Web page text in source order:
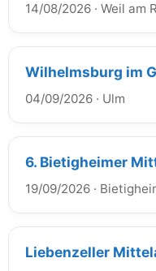
14/08/2026 · Weil am
Wilhelmsburg im
04/09/2026 · Ulm
6. Bietigheimer
19/09/2026 ·
Liebenzeller